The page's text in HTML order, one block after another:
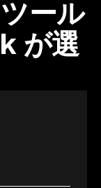
ール
が選